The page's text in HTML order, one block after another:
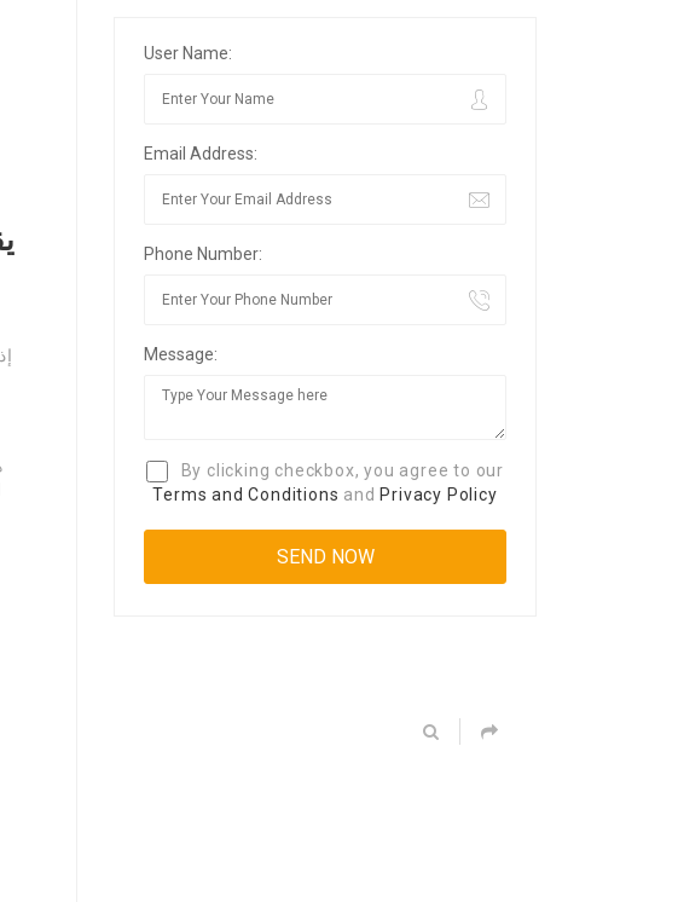
User Name:
Email Address:
Phone Number:
Message:
By clicking checkbox, you agree to our
Terms and Conditions and Privacy Policy